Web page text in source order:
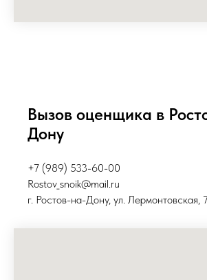
Вызов оценщика в
Дону
+7 (989) 533-60-00
Rostov_snoik@mail.ru
г. Ростов-на-Дону, ул. Лермонтовская,